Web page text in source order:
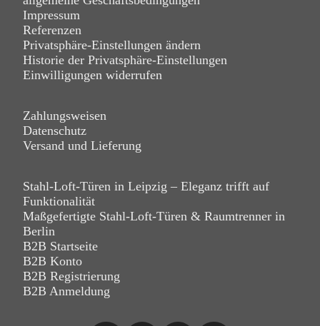
Impressum
Referenzen
Privatsphäre-Einstellungen ändern
Historie der Privatsphäre-Einstellungen
Einwilligungen widerrufen
Zahlungsweisen
Datenschutz
Versand und Lieferung
Stahl-Loft-Türen in Leipzig – Eleganz trifft auf
Funktionalität
Maßgefertigte Stahl-Loft-Türen & Raumtrenner in
Berlin
B2B Startseite
B2B Konto
B2B Registrierung
B2B Anmeldung